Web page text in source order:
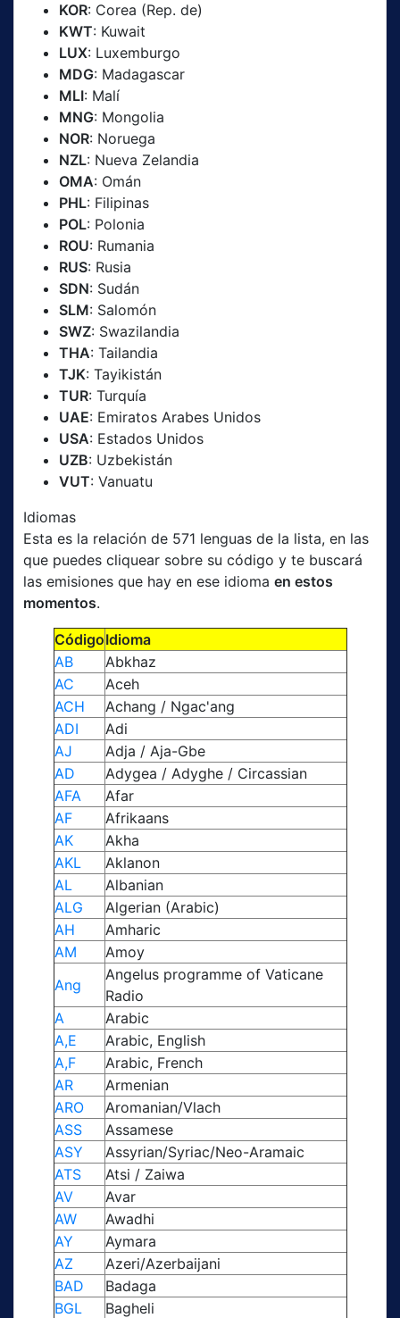
KOR: Corea (Rep. de)
KWT: Kuwait
LUX: Luxemburgo
MDG: Madagascar
MLI: Malí
MNG: Mongolia
NOR: Noruega
NZL: Nueva Zelandia
OMA: Omán
PHL: Filipinas
POL: Polonia
ROU: Rumania
RUS: Rusia
SDN: Sudán
SLM: Salomón
SWZ: Swazilandia
THA: Tailandia
TJK: Tayikistán
TUR: Turquía
UAE: Emiratos Arabes Unidos
USA: Estados Unidos
UZB: Uzbekistán
VUT: Vanuatu
Idiomas
Esta es la relación de 571 lenguas de la lista, en las
que puedes cliquear sobre su código y te buscará
las emisiones que hay en ese idioma en estos
momentos.
CódigoIdioma
AB
Abkhaz
AC
Aceh
ACH
Achang / Ngac'ang
ADI
Adi
AJ
Adja / Aja-Gbe
AD
Adygea / Adyghe / Circassian
AFA
Afar
AF
Afrikaans
AK
Akha
AKL
Aklanon
AL
Albanian
ALG
Algerian (Arabic)
AH
Amharic
AM
Amoy
Ang
Angelus programme of Vaticane
Radio
A
Arabic
A,E
Arabic, English
A,F
Arabic, French
AR
Armenian
ARO
Aromanian/Vlach
ASS
Assamese
ASY
Assyrian/Syriac/Neo-Aramaic
ATS
Atsi / Zaiwa
AV
Avar
AW
Awadhi
AY
Aymara
AZ
Azeri/Azerbaijani
BAD
Badaga
BGL
Bagheli